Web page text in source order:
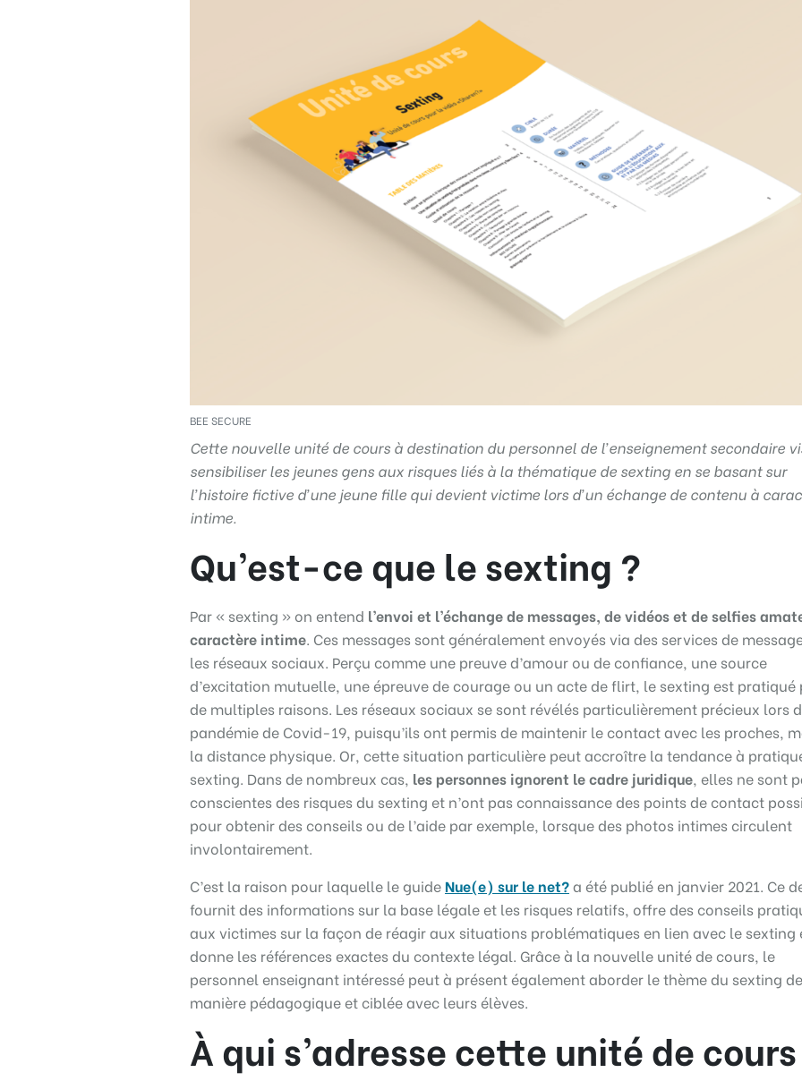
BEE SECURE
Cette nouvelle unité de cours à destination du personnel de l’enseignement secondaire
sensibiliser les jeunes gens aux risques liés à la thématique de sexting en se basant sur
l’histoire fictive d’une jeune fille qui devient victime lors d’un échange de contenu à
intime.
Qu’est-ce que le sexting ?
Par « sexting » on entend l’envoi et l’échange de messages, de vidéos et de selfies
caractère intime. Ces messages sont généralement envoyés via des services de
les réseaux sociaux. Perçu comme une preuve d’amour ou de confiance, une source
d’excitation mutuelle, une épreuve de courage ou un acte de flirt, le sexting est pratiqué
de multiples raisons. Les réseaux sociaux se sont révélés particulièrement précieux lors
pandémie de Covid-19, puisqu’ils ont permis de maintenir le contact avec les proches,
la distance physique. Or, cette situation particulière peut accroître la tendance à
sexting. Dans de nombreux cas, les personnes ignorent le cadre juridique, elles ne sont
conscientes des risques du sexting et n’ont pas connaissance des points de contact
pour obtenir des conseils ou de l’aide par exemple, lorsque des photos intimes circulent
involontairement.
C’est la raison pour laquelle le guideNue(e) sur le net?a été publié en janvier 2021. Ce
fournit des informations sur la base légale et les risques relatifs, offre des conseils
aux victimes sur la façon de réagir aux situations problématiques en lien avec le sexting
donne les références exactes du contexte légal. Grâce à la nouvelle unité de cours, le
personnel enseignant intéressé peut à présent également aborder le thème du sexting de
manière pédagogique et ciblée avec leurs élèves.
À qui s’adresse cette unité de